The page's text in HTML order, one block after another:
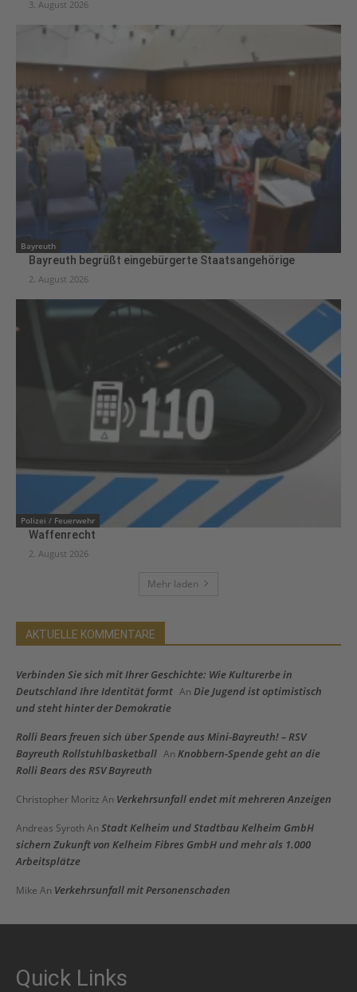
3. August 2026
Bayreuth
Bayreuth begrüßt eingebürgerte Staatsangehörige
2. August 2026
Polizei / Feuerwehr
Waffenrecht
2. August 2026
Mehr laden
AKTUELLE KOMMENTARE
Verbinden Sie sich mit Ihrer Geschichte: Wie Kulturerbe in
Deutschland Ihre Identität formt An Die Jugend ist optimistisch
und steht hinter der Demokratie
Rolli Bears freuen sich über Spende aus Mini-Bayreuth! – RSV
Bayreuth Rollstuhlbasketball An Knobbern-Spende geht an die
Rolli Bears des RSV Bayreuth
Christopher Moritz An Verkehrsunfall endet mit mehreren Anzeigen
Andreas Syroth An Stadt Kelheim und Stadtbau Kelheim GmbH
sichern Zukunft von Kelheim Fibres GmbH und mehr als 1.000
Arbeitsplätze
Mike An Verkehrsunfall mit Personenschaden
Quick Links